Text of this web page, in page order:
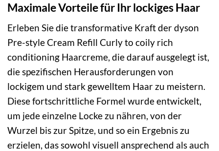
Maximale Vorteile für Ihr lockiges Haar
Erleben Sie die transformative Kraft der dyson
Pre-style Cream Refill Curly to coily rich
conditioning Haarcreme, die darauf ausgelegt ist,
die spezifischen Herausforderungen von
lockigem und stark gewelltem Haar zu meistern.
Diese fortschrittliche Formel wurde entwickelt,
um jede einzelne Locke zu nähren, von der
Wurzel bis zur Spitze, und so ein Ergebnis zu
erzielen, das sowohl visuell ansprechend als auch